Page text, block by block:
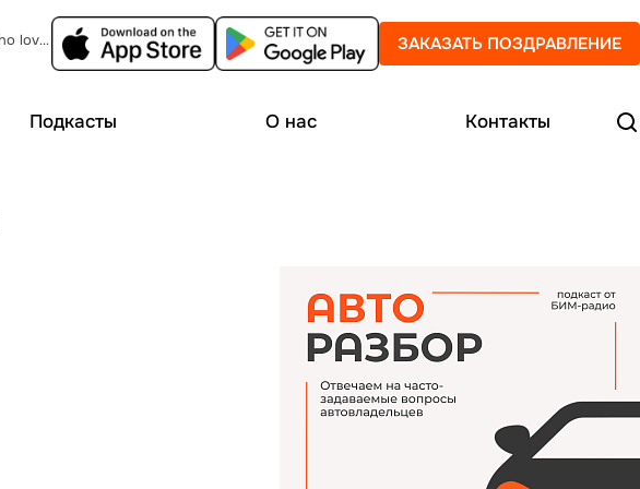
TOKIO HOTEL - love who loves you back ЗАКАЗАТЬ ПОЗДРАВЛЕНИЕ
Подкасты О нас Контакты